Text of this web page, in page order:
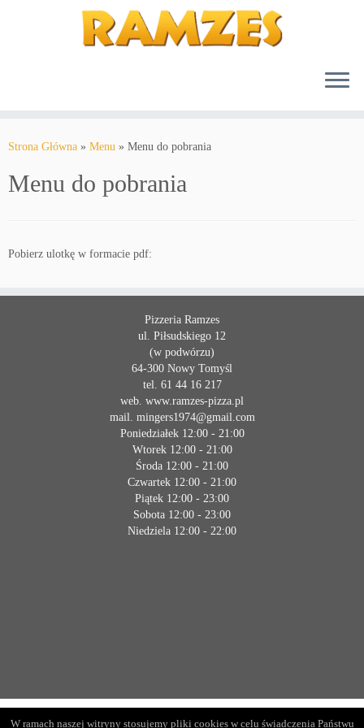
Strona Główna » Menu » Menu do pobrania
Menu do pobrania
Pobierz ulotkę w formacie pdf:
Pizzeria Ramzes
ul. Piłsudskiego 12
(w podwórzu)
64-300 Nowy Tomyśl
tel. 61 44 16 217
web. www.ramzes-pizza.pl
mail. mingers1974@gmail.com
Poniedziałek 12:00 - 21:00
Wtorek 12:00 - 21:00
Środa 12:00 - 21:00
Czwartek 12:00 - 21:00
Piątek 12:00 - 23:00
Sobota 12:00 - 23:00
Niedziela 12:00 - 22:00
W ramach naszej witryny stosujemy pliki cookies w celu świadczenia Państwu